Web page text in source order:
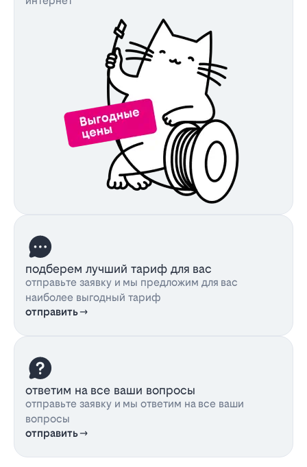
подберем лучший тариф для вас
отправьте заявку и мы предложим для вас
наиболее выгодный тариф
отправить
ответим на все ваши вопросы
отправьте заявку и мы ответим на все ваши
вопросы
отправить